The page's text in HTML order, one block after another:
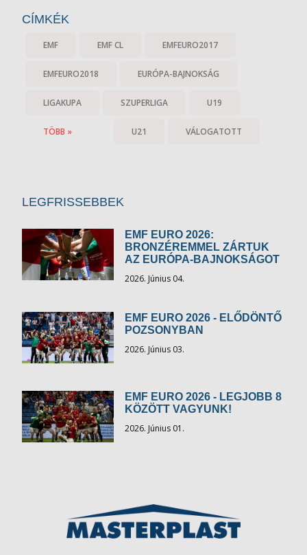
CÍMKÉK
EMF EMF CL EMFEURO2017
EMFEURO2018 EURÓPA-BAJNOKSÁG
LIGAKUPA SZUPERLIGA U19
U21 VÁLOGATOTT
TÖBB »
LEGFRISSEBBEK
EMF EURO 2026:
BRONZÉREMMEL ZÁRTUK
AZ EURÓPA-BAJNOKSÁGOT
2026. Június 04.
EMF EURO 2026 - ELŐDÖNTŐ
POZSONYBAN
2026. Június 03.
EMF EURO 2026 - LEGJOBB 8
KÖZÖTT VAGYUNK!
2026. Június 01.